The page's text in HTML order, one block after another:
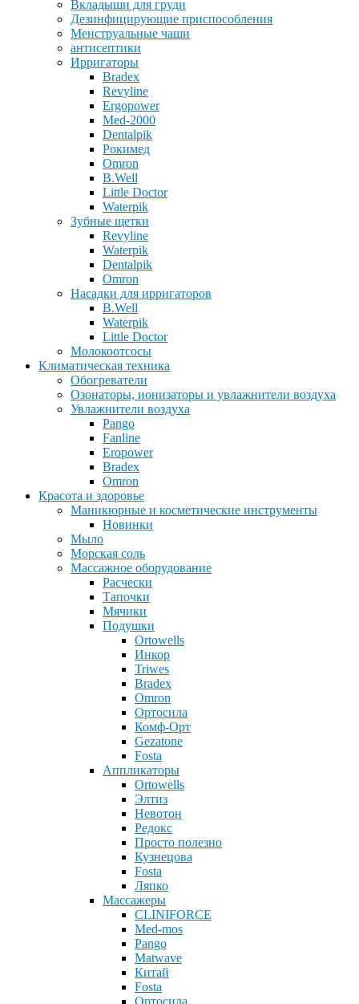
Вкладыши для груди
Дезинфицирующие приспособления
Менструальные чаши
антисептики
Ирригаторы
Bradex
Revyline
Ergopower
Med-2000
Dentalpik
Рокимед
Omron
B.Well
Little Doctor
Waterpik
Зубные щетки
Revyline
Waterpik
Dentalpik
Omron
Насадки для ирригаторов
B.Well
Waterpik
Little Doctor
Молокоотсосы
Климатическая техника
Обогреватели
Озонаторы, ионизаторы и увлажнители воздуха
Увлажнители воздуха
Pango
Fanline
Eropower
Bradex
Omron
Красота и здоровье
Маникюрные и косметические инструменты
Новинки
Мыло
Морская соль
Массажное оборудование
Расчески
Тапочки
Мячики
Подушки
Ortowells
Инкор
Triwes
Bradex
Omron
Ортосила
Комф-Орт
Gezatone
Fosta
Аппликаторы
Ortowells
Элтиз
Невотон
Редокс
Просто полезно
Кузнецова
Fosta
Ляпко
Массажеры
CLINIFORCE
Med-mos
Pango
Matwave
Китай
Fosta
Ортосила